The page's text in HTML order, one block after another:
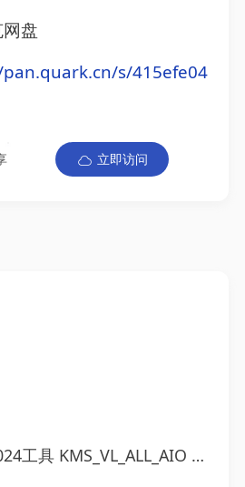
盘
s/415efe04
立即访问
v55 中/英文免费绿色版